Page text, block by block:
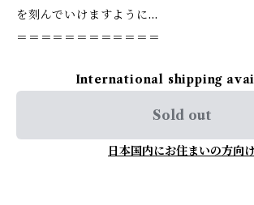
を刻んでいけますように…
＝＝＝＝＝＝＝＝＝＝＝＝
International shipping
Sold out
日本国内にお住まいの方向け